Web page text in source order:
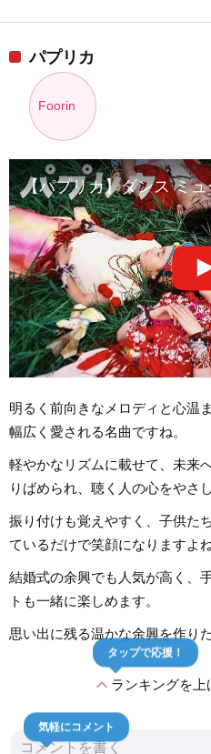
パプリカ
Foorin
【パプリカ】ダンス ミ
明るく前向きなメロディと心温
幅広く愛される名曲ですね。
軽やかなリズムに載せて、未来
りばめられ、聴く人の心をやさ
振り付けも覚えやすく、子供た
ているだけで笑顔になりますよね
結婚式の余興でも人気が高く、
トも一緒に楽しめます。
思い出に残る温かな余興を作り
expand_lessランキングを上
タップで応援！
気軽にコメント